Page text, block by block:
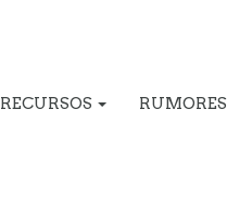
RECURSOS RUMORES